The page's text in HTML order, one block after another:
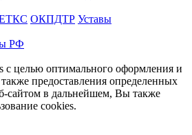
ОКПДТР Уставы
РФ
с целью оптимального оформления и
предоставления определенных
сайтом в дальнейшем, Вы также
cookies.